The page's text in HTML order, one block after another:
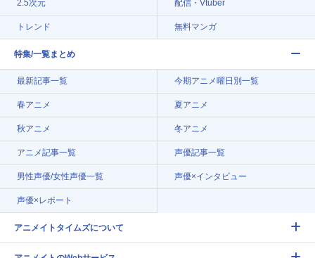
2.5次元 配信・Vtuber
トレンド 無料マンガ
特集/一覧まとめ
最新記事一覧 今期アニメ曜日別一覧
春アニメ 夏アニメ
秋アニメ 冬アニメ
アニメ記事一覧 声優記事一覧
男性声優/女性声優一覧 声優×インタビュー
声優×レポート
アニメイトタイムズについて